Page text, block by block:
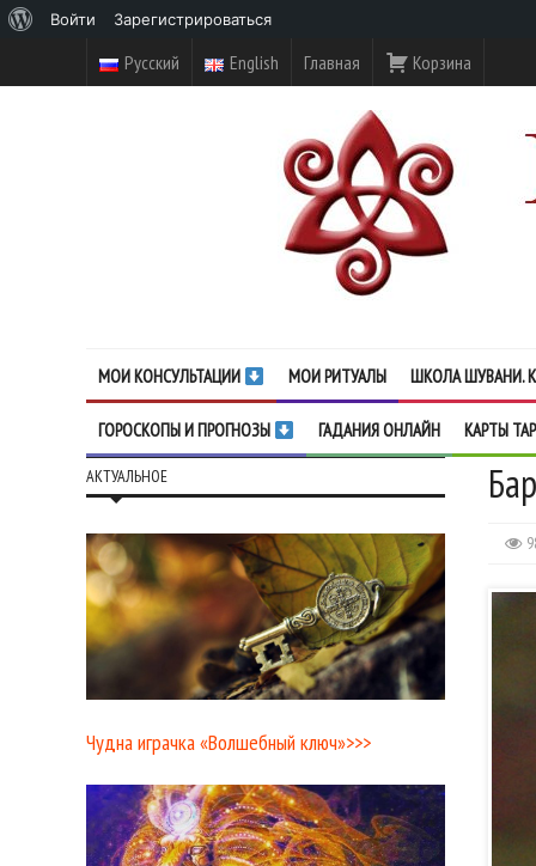
Русский English Главная Корзина
МОИ КОНСУЛЬТАЦИИ МОИ РИТУАЛЫ ШКОЛА ШУВАНИ.
ГОРОСКОПЫ И ПРОГНОЗЫ ГАДАНИЯ ОНЛАЙН КАРТЫ
АКТУАЛЬНОЕ
Чудна играчка «Волшебный ключ»>>>
WordPress
Войти Зарегистрироваться